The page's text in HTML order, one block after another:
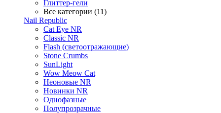
Глиттер-гели
Все категории (11)
Nail Republic
Cat Eye NR
Classic NR
Flash (светоотражающие)
Stone Crumbs
SunLight
Wow Meow Cat
Неоновые NR
Новинки NR
Однофазные
Полупрозрачные